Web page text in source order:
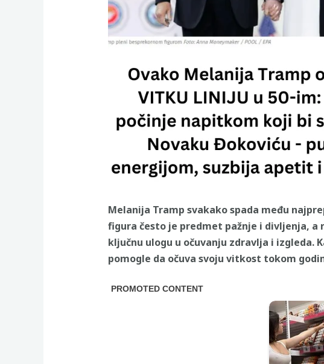
Melanija Tramp svakako spada među
figura često je predmet pažnje i divljenja,
ključnu ulogu u očuvanju zdravlja i izgleda.
pomogle da očuva svoju vitkost tokom